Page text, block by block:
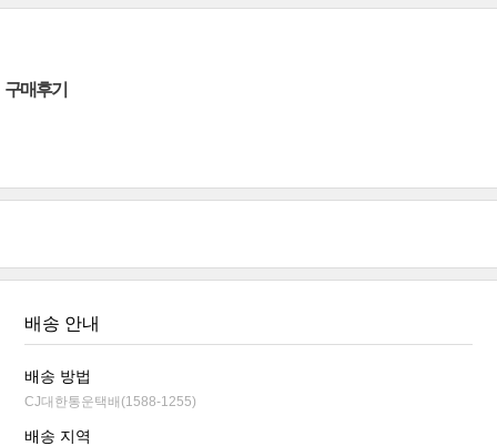
구매후기
배송 안내
배송 방법
CJ대한통운택배(1588-1255)
배송 지역